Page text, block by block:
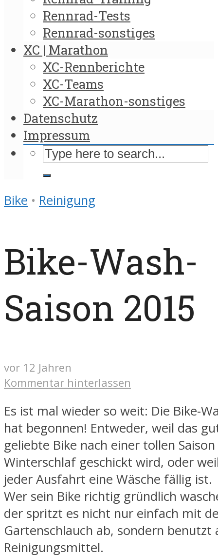
Rennrad-Tests
Rennrad-sonstiges
XC | Marathon
XC-Rennberichte
XC-Teams
XC-Marathon-sonstiges
Datenschutz
Impressum
Bike • Reinigung
Bike-Wash-
Saison 2015
vor 12 Jahren
Kommentar hinterlassen
Es ist mal wieder so weit: Die Bike-
hat begonnen! Entweder, weil das
geliebte Bike nach einer tollen
Winterschlaf geschickt wird, oder
jeder Ausfahrt eine Wäsche fällig ist.
Wer sein Bike richtig gründlich
der spritzt es nicht nur einfach mit
Gartenschlauch ab, sondern benutzt
Reinigungsmittel.